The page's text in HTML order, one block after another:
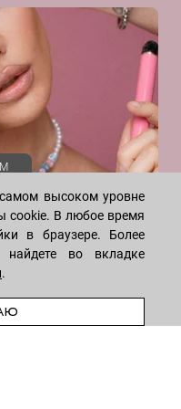
VK
и запрещена на
высоком уровне
cookie. В любое время
в браузере. Более
во вкладке
.